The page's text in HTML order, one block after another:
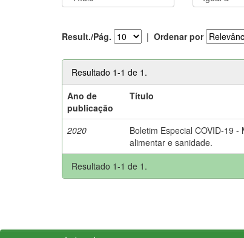
Result./Pág. | Ordenar por
Resultado 1-1 de 1.
Ano de
publicação
Título
2020
Boletim Especial COVID-19
alimentar e sanidade.
Resultado 1-1 de 1.